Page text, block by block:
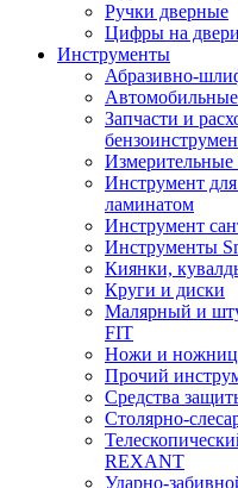
Ручки дверные
Цифры на двери
Инструменты
Абразивно-
Запчасти и
Инструмент
ламинатом
Инструмент
Инструменты
Киянки,
Круги и диски
Малярный и
FIT
Ножи и
Прочий
Средства
Столярно-
REXANT
Ударно-